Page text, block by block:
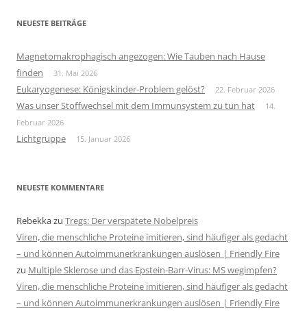
NEUESTE BEITRÄGE
Magnetomakrophagisch angezogen: Wie Tauben nach Hause
finden
31. Mai 2026
Eukaryogenese: Königskinder-Problem gelöst? 22. Februar 2026
Was unser Stoffwechsel mit dem Immunsystem zu tun hat
14.
Februar 2026
Lichtgruppe 15. Januar 2026
NEUESTE KOMMENTARE
Rebekkazu Tregs: Der verspätete Nobelpreis
Viren, die menschliche Proteine imitieren, sind häufiger als gedacht
– und können Autoimmunerkrankungen auslösen | Friendly Fire
zu Multiple Sklerose und das Epstein-Barr-Virus: MS wegimpfen?
Viren, die menschliche Proteine imitieren, sind häufiger als gedacht
– und können Autoimmunerkrankungen auslösen | Friendly Fire